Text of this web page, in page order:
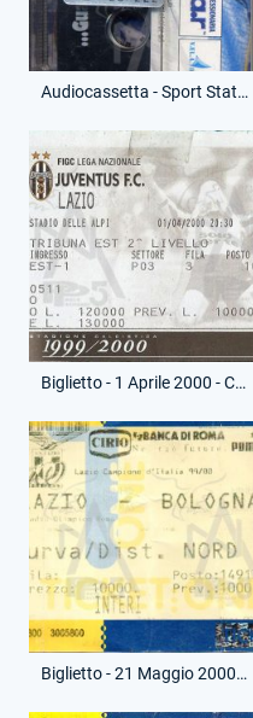
Audiocassetta - Sport Station - ...Guardame 'n petto! - (Retro)
Biglietto - 1 Aprile 2000 - Campionato Serie A - Juventus-Lazio
Biglietto - 21 Maggio 2000 - Amichevole Festa Scudetto - Lazio-Bologna